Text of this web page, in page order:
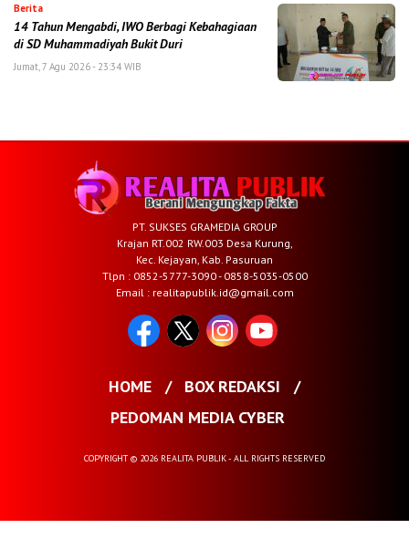
Berita
14 Tahun Mengabdi, IWO Berbagi Kebahagiaan
di SD Muhammadiyah Bukit Duri
Jumat, 7 Agu 2026 - 23:34 WIB
PT. SUKSES GRAMEDIA GROUP
Krajan RT.002 RW.003 Desa Kurung,
Kec. Kejayan, Kab. Pasuruan
Tlpn : 0852-5777-3090 - 0858-5035-0500
Email : realitapublik.id@gmail.com
HOME
BOX REDAKSI
PEDOMAN MEDIA CYBER
COPYRIGHT © 2026 REALITA PUBLIK - ALL RIGHTS RESERVED